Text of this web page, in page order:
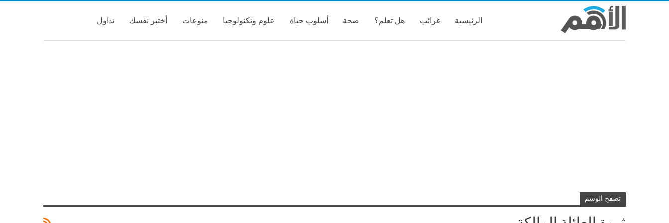
الرئيسية غرائب هل تعلم؟ صحة أسلوب حياة علوم وتكنولوجيا منوعات أختبر نفسك تداول
تصفح الوسم